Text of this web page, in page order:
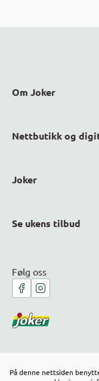
Om Joker
Nettbutikk og
Joker
Se ukens tilbud
Følg oss
På denne nettsiden